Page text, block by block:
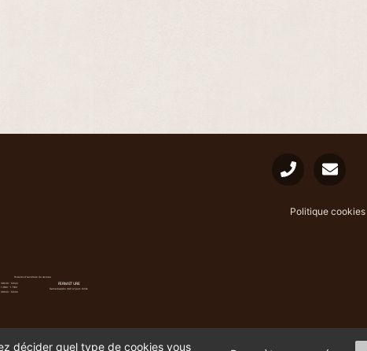
Politique cookies
Horaires d'ouverture du caveau
08h30 - 12h00
13h30 - 17h00
09h00 - 12h00
FERMETURE
Samedi après-midi et jours fériés
décider quel type de cookies vous